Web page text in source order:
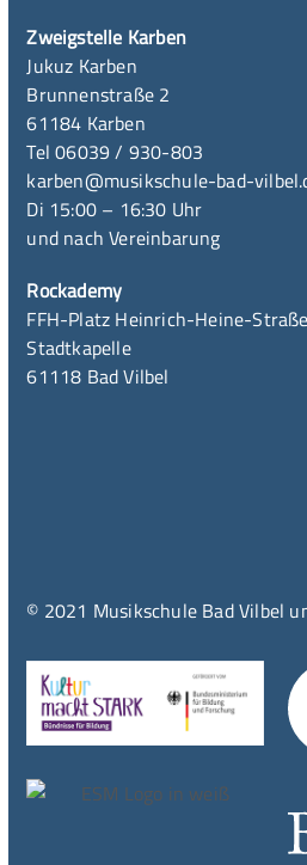
Zweigstelle Karben
Jukuz Karben
Brunnenstraße 2
61184 Karben
Tel 06039 / 930-803
karben@musikschule-bad-
Di 15:00 – 16:30 Uhr
und nach Vereinbarung
Rockademy
FFH-Platz Heinrich-Heine-
Stadtkapelle
61118 Bad Vilbel
© 2021 Musikschule Bad Vilbel